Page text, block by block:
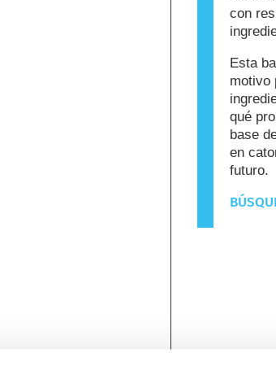
con
Esta
motivo
qué
base
en
futuro.